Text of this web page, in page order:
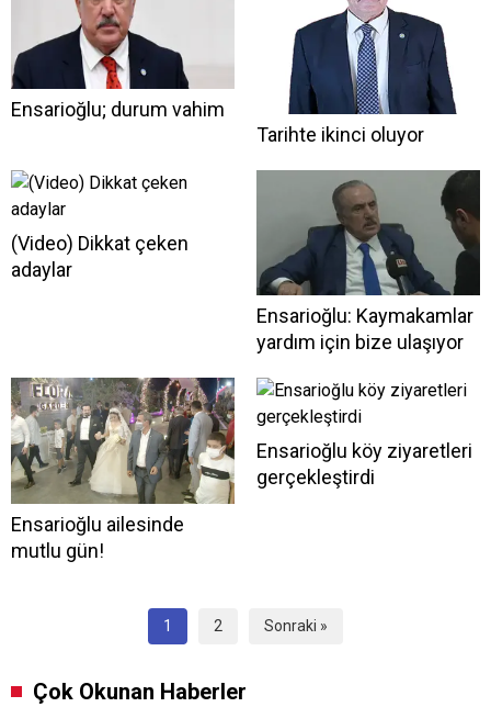
Ensarioğlu; durum vahim
Tarihte ikinci oluyor
(Video) Dikkat çeken
adaylar
Ensarioğlu: Kaymakamlar
yardım için bize ulaşıyor
Ensarioğlu ailesinde
mutlu gün!
Ensarioğlu köy ziyaretleri
gerçekleştirdi
1 2 Sonraki »
Çok Okunan Haberler